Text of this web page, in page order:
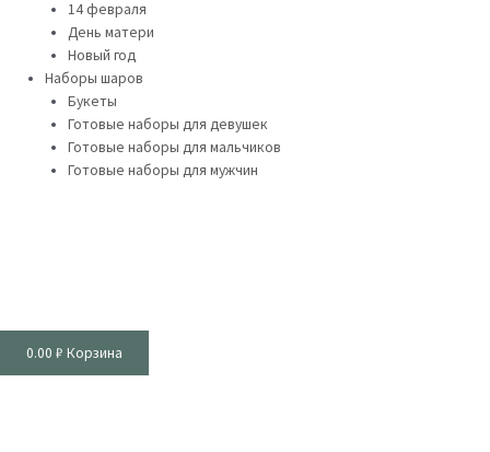
14 февраля
День матери
Новый год
Наборы шаров
Букеты
Готовые наборы для девушек
Готовые наборы для мальчиков
Готовые наборы для мужчин
0.00 ₽ Корзина